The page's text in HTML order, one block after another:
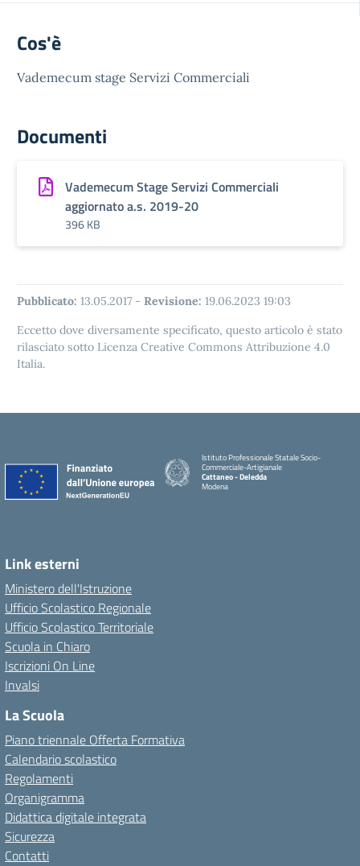
Cos'è
Vademecum stage Servizi Commerciali
Documenti
Vademecum Stage Servizi Commerciali
aggiornato a.s. 2019-20
396 KB
Pubblicato: 13.05.2017 - Revisione: 19.06.2023 19:03
Eccetto dove diversamente specificato, questo articolo è stato
rilasciato sotto Licenza Creative Commons Attribuzione 4.0
Italia.
Istituto Professionale Statale Socio-
Commerciale-Artigianale
Cattaneo - Deledda
Modena
Link esterni
Ministero dell'Istruzione
Ufficio Scolastico Regionale
Ufficio Scolastico Territoriale
Scuola in Chiaro
Iscrizioni On Line
Invalsi
La Scuola
Piano triennale Offerta Formativa
Calendario scolastico
Regolamenti
Organigramma
Didattica digitale integrata
Sicurezza
Contatti